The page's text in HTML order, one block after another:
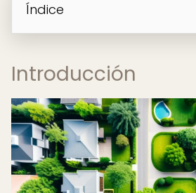
Índice
Introducción